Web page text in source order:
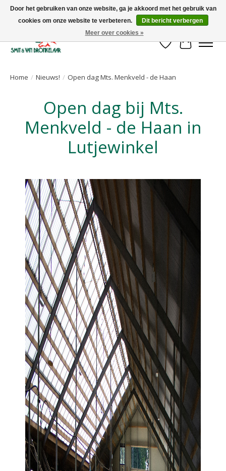
Uw leverancier voor stalinrichtingen en het opruwen van betonvloeren!
Verlanglijst
Home / Nieuws! / Open dag Mts. Menkveld - de Haan
Open dag bij Mts.
Menkveld - de Haan in
Lutjewinkel
Door het gebruiken van onze website, ga je akkoord met het gebruik van
cookies om onze website te verbeteren.
Dit bericht verbergen
Meer over cookies »